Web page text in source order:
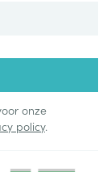
onze
policy.